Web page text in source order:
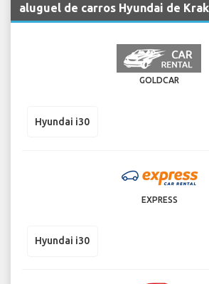
aluguel de carros Hyundai de
GOLDCAR
Hyundai i30
EXPRESS
Hyundai i30